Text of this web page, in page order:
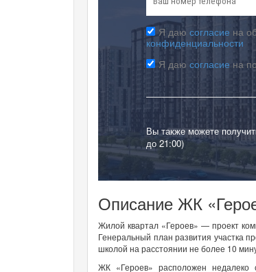
Я даю согласие на
конфиденциальности
Я даю согласие на
Вы также можете
до 21:00)
Описание ЖК
Жилой квартал «Героев» — проект
Генеральный план развития участка
школой на расстоянии не более 10
ЖК «Героев» расположен недалеко